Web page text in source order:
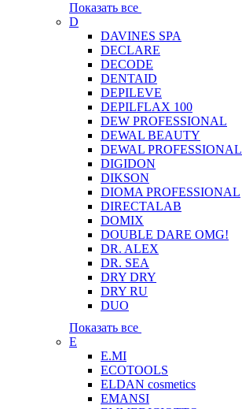
Показать все
D
DAVINES SPA
DECLARE
DECODE
DENTAID
DEPILEVE
DEPILFLAX 100
DEW PROFESSIONAL
DEWAL BEAUTY
DEWAL PROFESSIONAL
DIGIDON
DIKSON
DIOMA PROFESSIONAL
DIRECTALAB
DOMIX
DOUBLE DARE OMG!
DR. ALEX
DR. SEA
DRY DRY
DRY RU
DUO
Показать все
E
E.MI
ECOTOOLS
ELDAN cosmetics
EMANSI